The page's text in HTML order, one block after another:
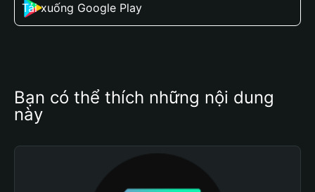
Tải xuống Google Play
Bạn có thể thích những nội dung
này